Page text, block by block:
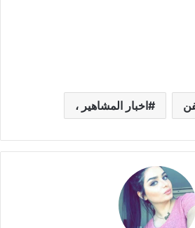
اخبار المشاهير ،